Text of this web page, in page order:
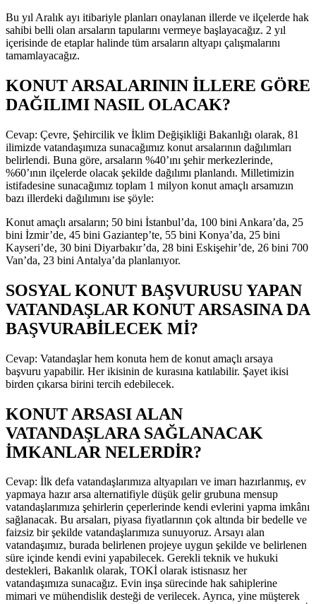
Bu yıl Aralık ayı itibariyle planları onaylanan illerde ve ilçelerde hak
sahibi belli olan arsaların tapularını vermeye başlayacağız. 2 yıl
içerisinde de etaplar halinde tüm arsaların altyapı çalışmalarını
tamamlayacağız.
KONUT ARSALARININ İLLERE GÖRE
DAĞILIMI NASIL OLACAK?
Cevap: Çevre, Şehircilik ve İklim Değişikliği Bakanlığı olarak, 81
ilimizde vatandaşımıza sunacağımız konut arsalarının dağılımları
belirlendi. Buna göre, arsaların %40’ını şehir merkezlerinde,
%60’ının ilçelerde olacak şekilde dağılımı planlandı. Milletimizin
istifadesine sunacağımız toplam 1 milyon konut amaçlı arsamızın
bazı illerdeki dağılımını ise şöyle:
Konut amaçlı arsaların; 50 bini İstanbul’da, 100 bini Ankara’da, 25
bini İzmir’de, 45 bini Gaziantep’te, 55 bini Konya’da, 25 bini
Kayseri’de, 30 bini Diyarbakır’da, 28 bini Eskişehir’de, 26 bini 700
Van’da, 23 bini Antalya’da planlanıyor.
SOSYAL KONUT BAŞVURUSU YAPAN
VATANDAŞLAR KONUT ARSASINA DA
BAŞVURABİLECEK Mİ?
Cevap: Vatandaşlar hem konuta hem de konut amaçlı arsaya
başvuru yapabilir. Her ikisinin de kurasına katılabilir. Şayet ikisi
birden çıkarsa birini tercih edebilecek.
KONUT ARSASI ALAN
VATANDAŞLARA SAĞLANACAK
İMKANLAR NELERDİR?
Cevap: İlk defa vatandaşlarımıza altyapıları ve imarı hazırlanmış, ev
yapmaya hazır arsa alternatifiyle düşük gelir grubuna mensup
vatandaşlarımıza şehirlerin çeperlerinde kendi evlerini yapma imkânı
sağlanacak. Bu arsaları, piyasa fiyatlarının çok altında bir bedelle ve
faizsiz bir şekilde vatandaşlarımıza sunuyoruz. Arsayı alan
vatandaşımız, burada belirlenen projeye uygun şekilde ve belirlenen
süre içinde kendi evini yapabilecek. Gerekli teknik ve hukuki
destekleri, Bakanlık olarak, TOKİ olarak istisnasız her
vatandaşımıza sunacağız. Evin inşa sürecinde hak sahiplerine
mimari ve mühendislik desteği de verilecek. Ayrıca, yine müşterek